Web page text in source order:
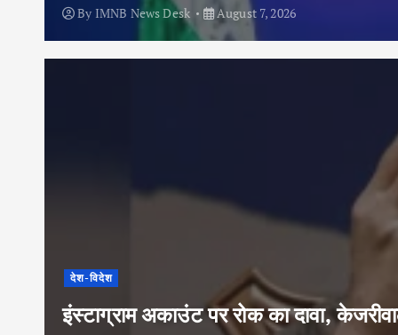
By IMNB News Desk August 7, 2026
देश-विदेश
इंस्टाग्राम अकाउंट पर रोक का दावा,